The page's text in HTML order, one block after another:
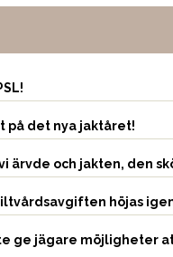
på det nya jaktåret!
vi ärvde och jakten, den
höjas
ge jägare möjligheter